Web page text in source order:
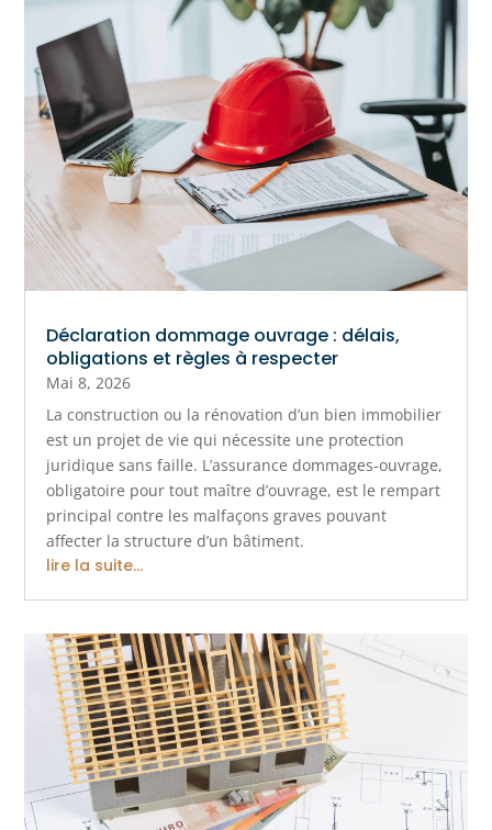
Déclaration dommage ouvrage : délais,
obligations et règles à respecter
Mai 8, 2026
La construction ou la rénovation d’un bien immobilier
est un projet de vie qui nécessite une protection
juridique sans faille. L’assurance dommages-ouvrage,
obligatoire pour tout maître d’ouvrage, est le rempart
principal contre les malfaçons graves pouvant
affecter la structure d’un bâtiment.
lire la suite...